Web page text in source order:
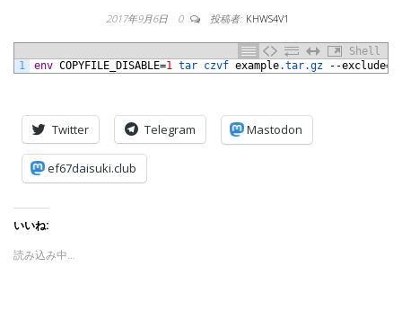
2017年9月6日 0 投稿者: KHWS4V1
Shell
1
env COPYFILE_DISABLE=1 tar czvf example.tar.gz --exclude=
Twitter Telegram Mastodon
ef67daisuki.club
いいね:
読み込み中…